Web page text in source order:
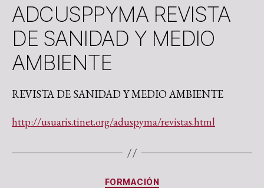
ADCUSPPYMA REVISTA
DE SANIDAD Y MEDIO
AMBIENTE
REVISTA DE SANIDAD Y MEDIO AMBIENTE
http://usuaris.tinet.org/aduspyma/revistas.html
FORMACIÓN